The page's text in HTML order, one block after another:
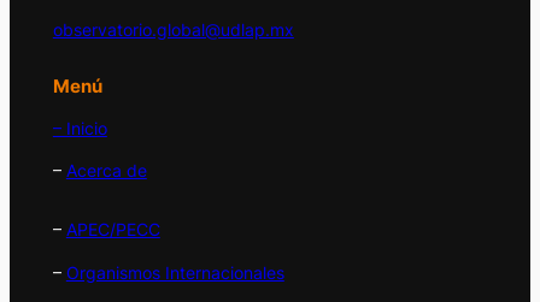
observatorio.global@udlap.mx
Menú
– Inicio
– Acerca de
– APEC/PECC
– Organismos Internacionales